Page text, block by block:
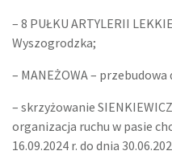
– 8 PUŁKU ARTYLERII
Wyszogrodzka;
– MANEŻOWA –
– skrzyżowanie
organizacja ruchu w pasie
16.09.2024 r. do dnia